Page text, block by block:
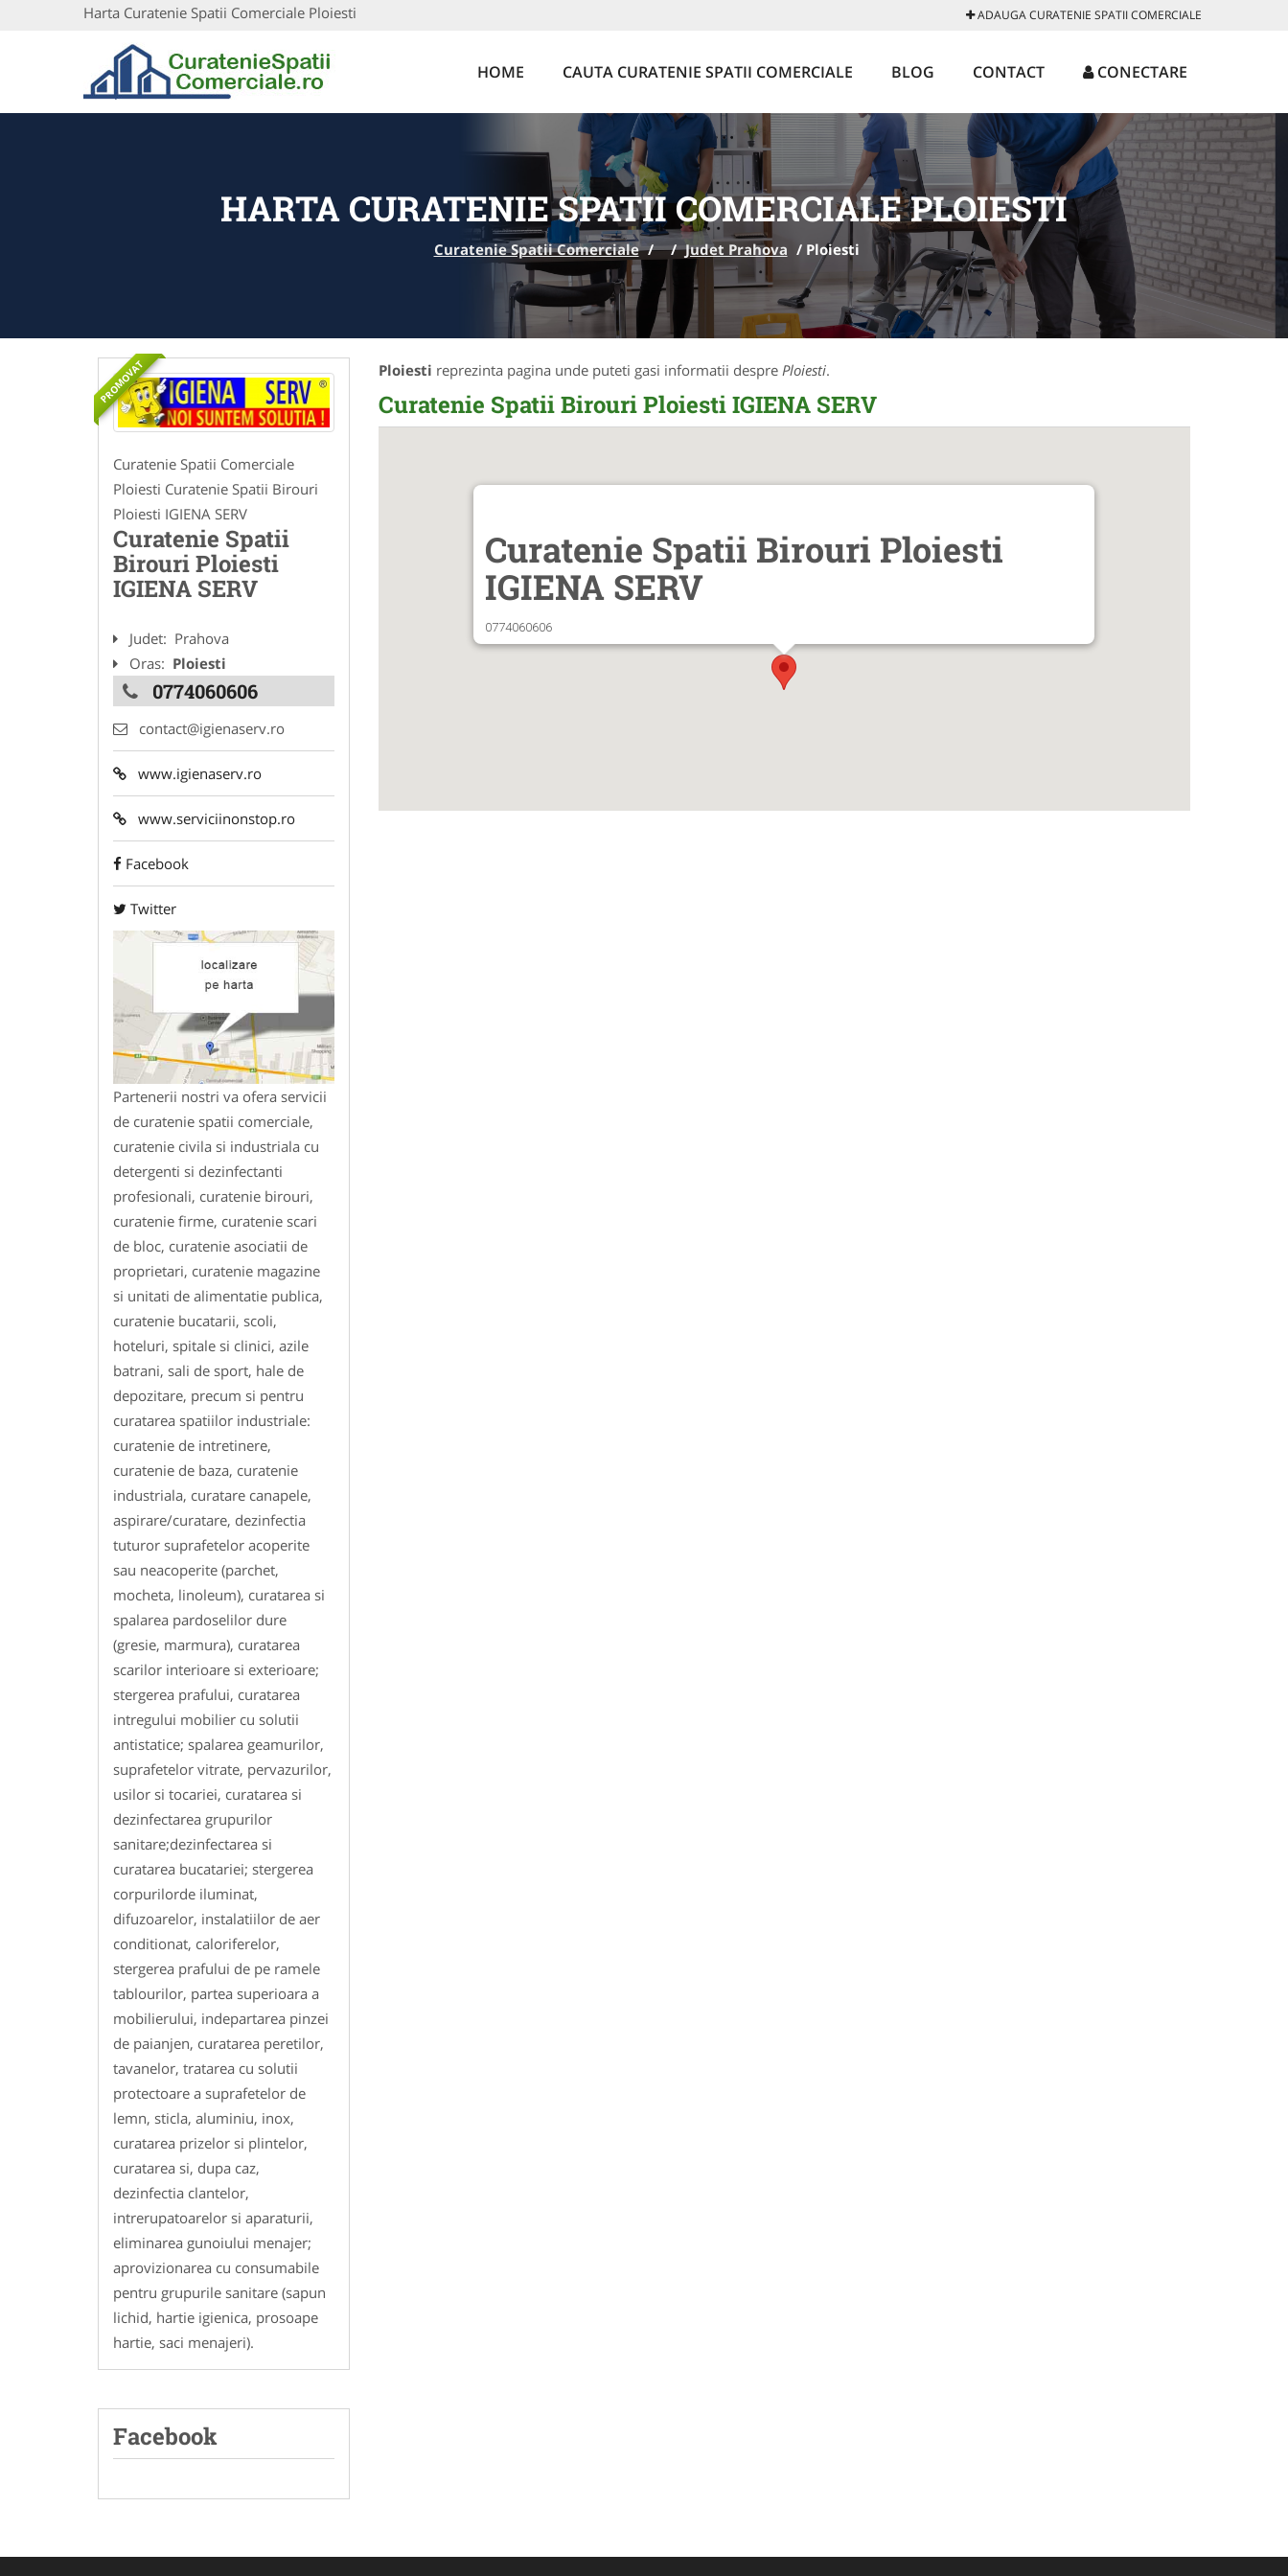
Harta Curatenie Spatii Comerciale Ploiesti ADAUGA CURATENIE SPATII COMERCIALE
HOME CAUTA CURATENIE SPATII COMERCIALE BLOG CONTACT CONECTARE
HARTA CURATENIE SPATII COMERCIALE PLOIESTI
Curatenie Spatii Comerciale / / Judet Prahova / Ploiesti
PROMOVAT
Curatenie Spatii Comerciale
Ploiesti Curatenie Spatii Birouri
Ploiesti IGIENA SERV
Curatenie Spatii
Birouri Ploiesti
IGIENA SERV
Judet: Prahova
Oras: Ploiesti
0774060606
contact@igienaserv.ro
www.igienaserv.ro
www.serviciinonstop.ro
Facebook
Twitter
Partenerii nostri va ofera servicii
de curatenie spatii comerciale,
curatenie civila si industriala cu
detergenti si dezinfectanti
profesionali, curatenie birouri,
curatenie firme, curatenie scari
de bloc, curatenie asociatii de
proprietari, curatenie magazine
si unitati de alimentatie publica,
curatenie bucatarii, scoli,
hoteluri, spitale si clinici, azile
batrani, sali de sport, hale de
depozitare, precum si pentru
curatarea spatiilor industriale:
curatenie de intretinere,
curatenie de baza, curatenie
industriala, curatare canapele,
aspirare/curatare, dezinfectia
tuturor suprafetelor acoperite
sau neacoperite (parchet,
mocheta, linoleum), curatarea si
spalarea pardoselilor dure
(gresie, marmura), curatarea
scarilor interioare si exterioare;
stergerea prafului, curatarea
intregului mobilier cu solutii
antistatice; spalarea geamurilor,
suprafetelor vitrate, pervazurilor,
usilor si tocariei, curatarea si
dezinfectarea grupurilor
sanitare;dezinfectarea si
curatarea bucatariei; stergerea
corpurilorde iluminat,
difuzoarelor, instalatiilor de aer
conditionat, caloriferelor,
stergerea prafului de pe ramele
tablourilor, partea superioara a
mobilierului, indepartarea pinzei
de paianjen, curatarea peretilor,
tavanelor, tratarea cu solutii
protectoare a suprafetelor de
lemn, sticla, aluminiu, inox,
curatarea prizelor si plintelor,
curatarea si, dupa caz,
dezinfectia clantelor,
intrerupatoarelor si aparaturii,
eliminarea gunoiului menajer;
aprovizionarea cu consumabile
pentru grupurile sanitare (sapun
lichid, hartie igienica, prosoape
hartie, saci menajeri).
Facebook
Ploiesti reprezinta pagina unde puteti gasi informatii despre Ploiesti.
Curatenie Spatii Birouri Ploiesti IGIENA SERV
Curatenie Spatii Birouri Ploiesti
IGIENA SERV
0774060606